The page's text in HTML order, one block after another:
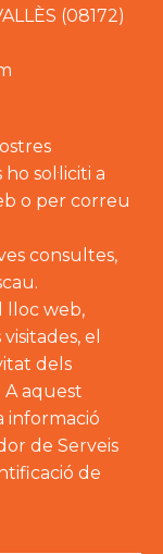
(08172)
sol·liciti a
o per correu
consultes,
lloc web,
el
dels
A aquest
informació
de Serveis
de